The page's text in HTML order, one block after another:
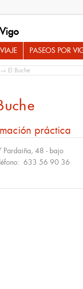
PASEOS POR
El Buche
práctica
Pardaiña, 48 - bajo
633 56 90 36